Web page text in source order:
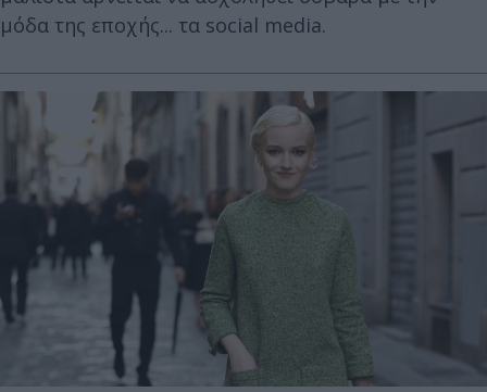
μόδα της εποχής... τα social media.